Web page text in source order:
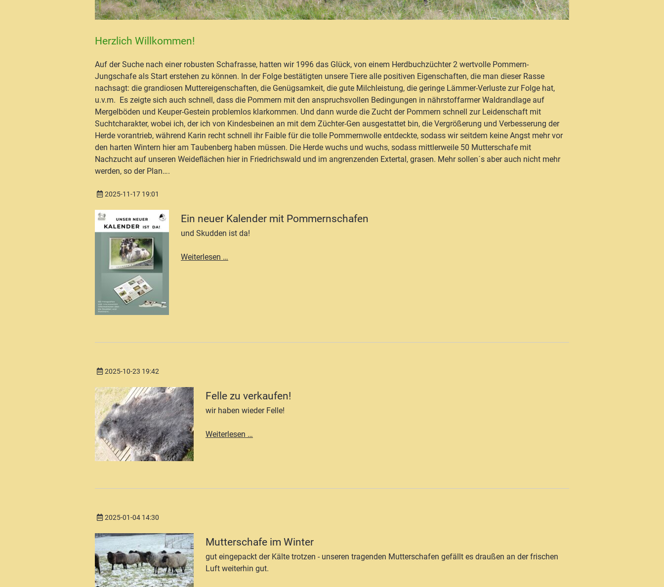
Herzlich Willkommen!
Auf der Suche nach einer robusten Schafrasse, hatten wir 1996 das Glück, von einem Herdbuchzüchter 2 wertvolle Pommern-
Jungschafe als Start erstehen zu können. In der Folge bestätigten unsere Tiere alle positiven Eigenschaften, die man dieser Rasse
nachsagt: die grandiosen Muttereigenschaften, die Genügsamkeit, die gute Milchleistung, die geringe Lämmer-Verluste zur Folge hat,
u.v.m. Es zeigte sich auch schnell, dass die Pommern mit den anspruchsvollen Bedingungen in nährstoffarmer Waldrandlage auf
Mergelböden und Keuper-Gestein problemlos klarkommen. Und dann wurde die Zucht der Pommern schnell zur Leidenschaft mit
Suchtcharakter, wobei ich, der ich von Kindesbeinen an mit dem Züchter-Gen ausgestattet bin, die Vergrößerung und Verbesserung der
Herde vorantrieb, während Karin recht schnell ihr Faible für die tolle Pommernwolle entdeckte, sodass wir seitdem keine Angst mehr vor
den harten Wintern hier am Taubenberg haben müssen. Die Herde wuchs und wuchs, sodass mittlerweile 50 Mutterschafe mit
Nachzucht auf unseren Weideflächen hier in Friedrichswald und im angrenzenden Extertal, grasen. Mehr sollen´s aber auch nicht mehr
werden, so der Plan….
2025-11-17 19:01
Ein neuer Kalender mit Pommernschafen
und Skudden ist da!
Weiterlesen …
2025-10-23 19:42
Felle zu verkaufen!
wir haben wieder Felle!
Weiterlesen …
2025-01-04 14:30
Mutterschafe im Winter
gut eingepackt der Kälte trotzen - unseren tragenden Mutterschafen gefällt es draußen an der frischen
Luft weiterhin gut.